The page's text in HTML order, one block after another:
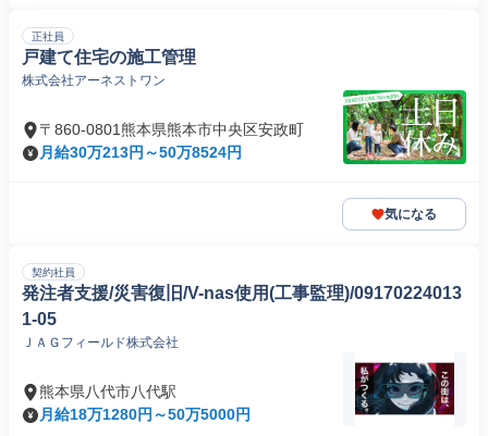
正社員
戸建て住宅の施工管理
株式会社アーネストワン
〒860-0801熊本県熊本市中央区安政町
月給30万213円～50万8524円
気になる
契約社員
発注者支援/災害復旧/V-nas使用(工事監理)/09170224013
1-05
ＪＡＧフィールド株式会社
熊本県八代市八代駅
月給18万1280円～50万5000円